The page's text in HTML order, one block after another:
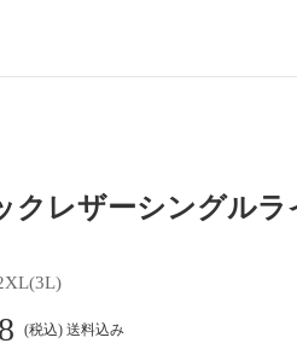
クレザーシングルラ
(税込) 送料込み